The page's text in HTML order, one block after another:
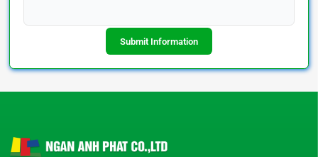
Submit Information